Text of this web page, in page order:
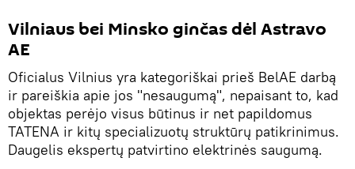
Vilniaus bei Minsko ginčas dėl Astravo
AE
Oficialus Vilnius yra kategoriškai prieš BelAE darbą
ir pareiškia apie jos "nesaugumą", nepaisant to, kad
objektas perėjo visus būtinus ir net papildomus
TATENA ir kitų specializuotų struktūrų patikrinimus.
Daugelis ekspertų patvirtino elektrinės saugumą.